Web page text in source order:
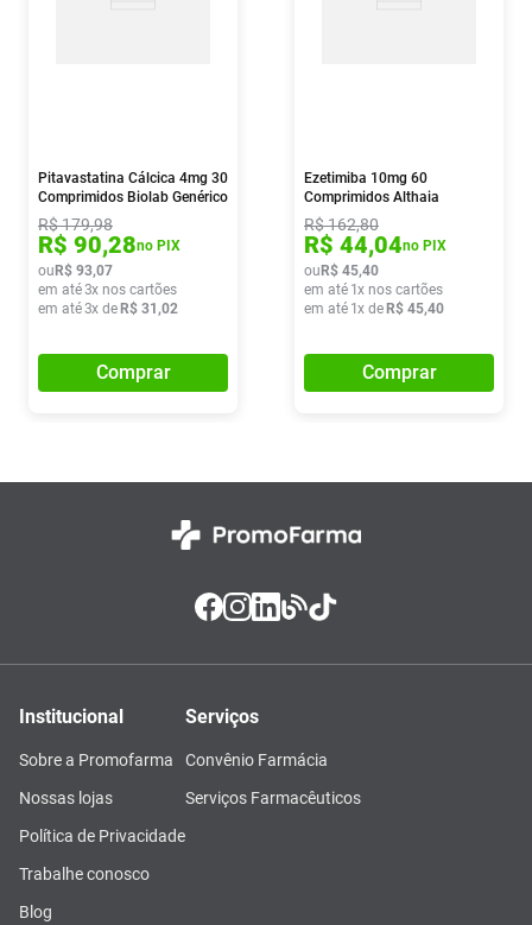
Pitavastatina Cálcica 4mg 30
Comprimidos Biolab Genérico
R$179,98
R$ 90,28no PIX
ou R$ 93,07
em até3x nos cartões
em até3x de R$ 31 ,02
Comprar
Ezetimiba 10mg 60
Comprimidos Althaia
R$162,80
R$ 44,04no PIX
ou R$ 45,40
em até 1x nos cartões
em até 1x de R$ 45,40
Comprar
Institucional
Sobre a Promofarma
Nossas lojas
Política de Privacidade
Trabalhe conosco
Blog
Serviços
Convênio Farmácia
Serviços Farmacêuticos